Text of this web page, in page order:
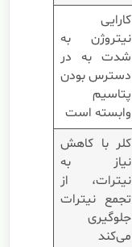
کارایی
نیتروژن به
شدت به در
دسترس بودن
پتاسیم
وابسته است
کلر با کاهش
نیاز به
نیترات، از
تجمع نیترات
جلوگیری
می‌کند